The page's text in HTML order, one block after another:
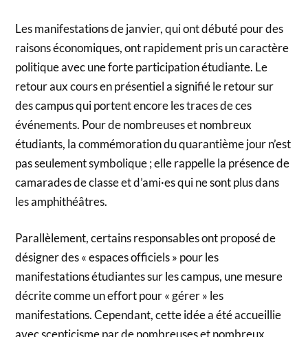
Les manifestations de janvier, qui ont débuté pour des
raisons économiques, ont rapidement pris un caractère
politique avec une forte participation étudiante. Le
retour aux cours en présentiel a signifié le retour sur
des campus qui portent encore les traces de ces
événements. Pour de nombreuses et nombreux
étudiants, la commémoration du quarantième jour n’est
pas seulement symbolique ; elle rappelle la présence de
camarades de classe et d’ami·es qui ne sont plus dans
les amphithéâtres.
Parallèlement, certains responsables ont proposé de
désigner des « espaces officiels » pour les
manifestations étudiantes sur les campus, une mesure
décrite comme un effort pour « gérer » les
manifestations. Cependant, cette idée a été accueillie